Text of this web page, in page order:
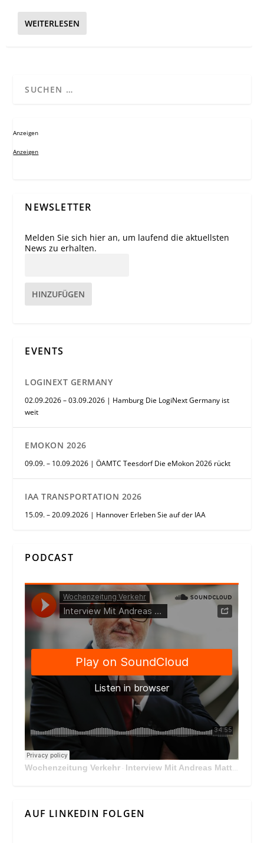
WEITERLESEN
Anzeigen
Anzeigen
NEWSLETTER
Melden Sie sich hier an, um laufend die aktuellsten
News zu erhalten.
HINZUFÜGEN
EVENTS
LOGINEXT GERMANY
02.09.2026 – 03.09.2026 | Hamburg Die LogiNext Germany ist
weit
EMOKON 2026
09.09. – 10.09.2026 | ÖAMTC Teesdorf Die eMokon 2026 rückt
IAA TRANSPORTATION 2026
15.09. – 20.09.2026 | Hannover Erleben Sie auf der IAA
PODCAST
Wochenzeitung Verkehr · Interview Mit Andreas Matthä, CEO der ÖBB Holding
AUF LINKEDIN FOLGEN